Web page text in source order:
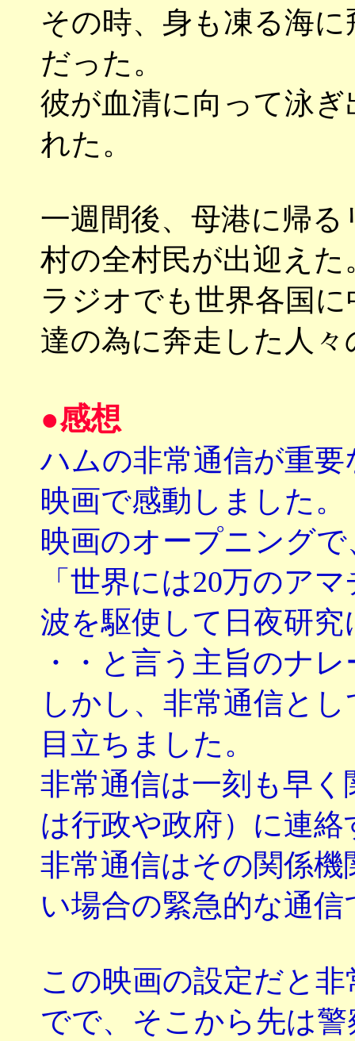
その時、身も凍る海
だった。
彼が血清に向って泳
れた。
一週間後、母港に帰
村の全村民が出迎えた
ラジオでも世界各国
達の為に奔走した人
●感想
ハムの非常通信が重
映画で感動しました。
映画のオープニングで
「世界には20万のア
波を駆使して日夜研
・・と言う主旨のナ
しかし、非常通信と
目立ちました。
非常通信は一刻も早
は行政や政府）に連
非常通信はその関係
い場合の緊急的な通信
この映画の設定だと
でで、そこから先は